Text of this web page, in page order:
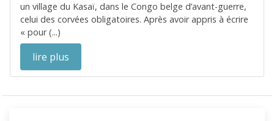
un village du Kasaï, dans le Congo belge d’avant-guerre,
celui des corvées obligatoires. Après avoir appris à écrire
« pour (...)
lire plus